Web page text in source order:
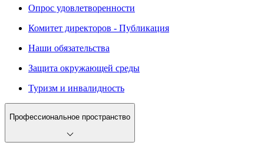
Опрос удовлетворенности
Комитет директоров - Публикация
Наши обязательства
Защита окружающей среды
Туризм и инвалидность
Профессиональное пространство